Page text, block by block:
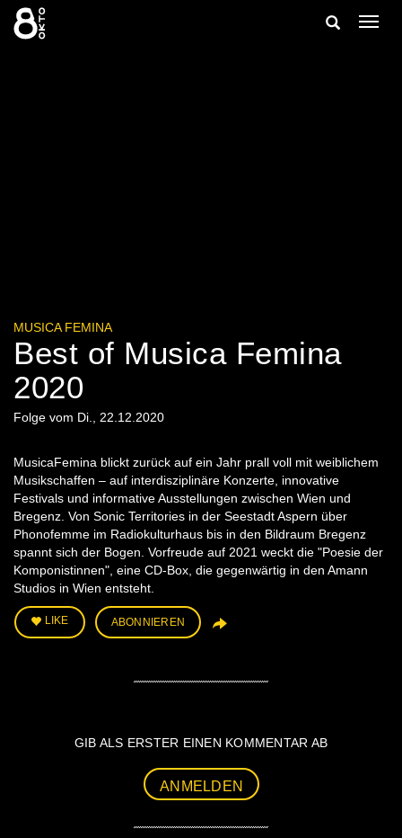
Zum
Inhalt
springen
Suche
MUSICA FEMINA
Best of Musica Femina
2020
Folge vom Di., 22.12.2020
MusicaFemina blickt zurück auf ein Jahr prall voll mit weiblichem
Musikschaffen – auf interdisziplinäre Konzerte, innovative
Festivals und informative Ausstellungen zwischen Wien und
Bregenz. Von Sonic Territories in der Seestadt Aspern über
Phonofemme im Radiokulturhaus bis in den Bildraum Bregenz
spannt sich der Bogen. Vorfreude auf 2021 weckt die "Poesie der
Komponistinnen", eine CD-Box, die gegenwärtig in den Amann
Studios in Wien entsteht.
LIKE ABONNIEREN
GIB ALS ERSTER EINEN KOMMENTAR AB
ANMELDEN